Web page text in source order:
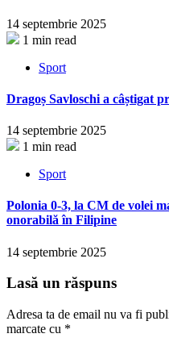
14 septembrie 2025
1 min read
Sport
Dragoș Savloschi a câștigat
14 septembrie 2025
1 min read
Sport
Polonia 0-3, la CM de volei
onorabilă în Filipine
14 septembrie 2025
Lasă un răspuns
Adresa ta de email nu va fi
marcate cu *